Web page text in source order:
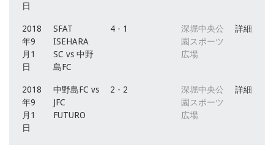
日
2018
年9
月1
日
SFAT
ISEHARA
SC vs 中野
島FC
4 - 1
深堀中央公
園スポーツ
広場
詳細
2018
年9
月1
日
中野島FC vs
JFC
FUTURO
2 - 2
深堀中央公
園スポーツ
広場
詳細